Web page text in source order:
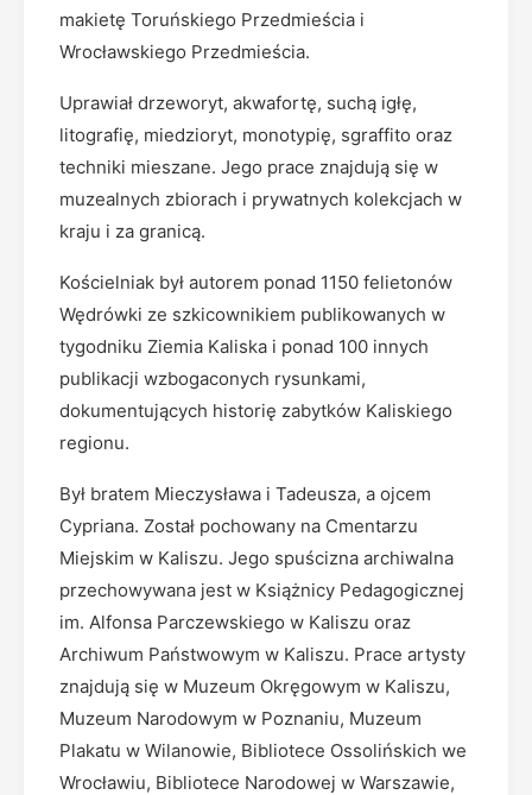
makietę Toruńskiego Przedmieścia i
Wrocławskiego Przedmieścia.
Uprawiał drzeworyt, akwafortę, suchą igłę,
litografię, miedzioryt, monotypię, sgraffito oraz
techniki mieszane. Jego prace znajdują się w
muzealnych zbiorach i prywatnych kolekcjach w
kraju i za granicą.
Kościelniak był autorem ponad 1150 felietonów
Wędrówki ze szkicownikiem publikowanych w
tygodniku Ziemia Kaliska i ponad 100 innych
publikacji wzbogaconych rysunkami,
dokumentujących historię zabytków Kaliskiego
regionu.
Był bratem Mieczysława i Tadeusza, a ojcem
Cypriana. Został pochowany na Cmentarzu
Miejskim w Kaliszu. Jego spuścizna archiwalna
przechowywana jest w Książnicy Pedagogicznej
im. Alfonsa Parczewskiego w Kaliszu oraz
Archiwum Państwowym w Kaliszu. Prace artysty
znajdują się w Muzeum Okręgowym w Kaliszu,
Muzeum Narodowym w Poznaniu, Muzeum
Plakatu w Wilanowie, Bibliotece Ossolińskich we
Wrocławiu, Bibliotece Narodowej w Warszawie,